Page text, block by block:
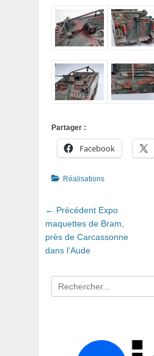
Partager :
Facebook
Catégories
Réalisations
Navigation
de
l’article
← Précédent Article
précédent
:
Expo
maquettes de Bram,
près de Carcassonne
dans l’Aude
Recherche
pour